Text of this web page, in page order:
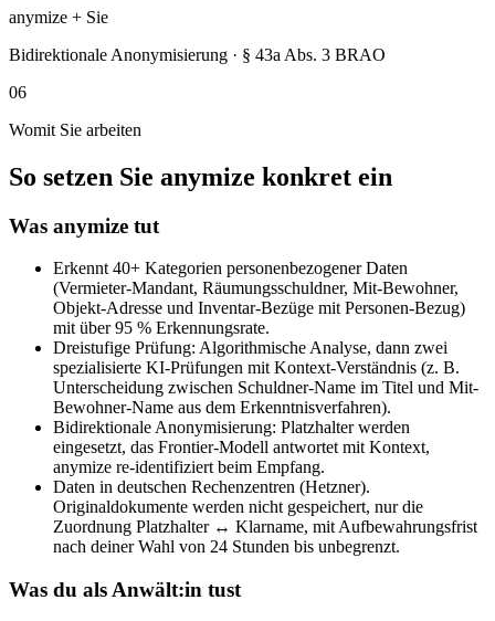
anymize + Sie
Bidirektionale Anonymisierung · § 43a Abs. 3 BRAO
06
Womit Sie arbeiten
So setzen Sie anymize konkret ein
Was anymize tut
Erkennt 40+ Kategorien personenbezogener Daten
(Vermieter-Mandant, Räumungsschuldner, Mit-Bewohner,
Objekt-Adresse und Inventar-Bezüge mit Personen-Bezug)
mit über 95 % Erkennungsrate.
Dreistufige Prüfung: Algorithmische Analyse, dann zwei
spezialisierte KI-Prüfungen mit Kontext-Verständnis (z. B.
Unterscheidung zwischen Schuldner-Name im Titel und Mit-
Bewohner-Name aus dem Erkenntnisverfahren).
Bidirektionale Anonymisierung: Platzhalter werden
eingesetzt, das Frontier-Modell antwortet mit Kontext,
anymize re-identifiziert beim Empfang.
Daten in deutschen Rechenzentren (Hetzner).
Originaldokumente werden nicht gespeichert, nur die
Zuordnung Platzhalter ↔ Klarname, mit Aufbewahrungsfrist
nach deiner Wahl von 24 Stunden bis unbegrenzt.
Was du als Anwält:in tust